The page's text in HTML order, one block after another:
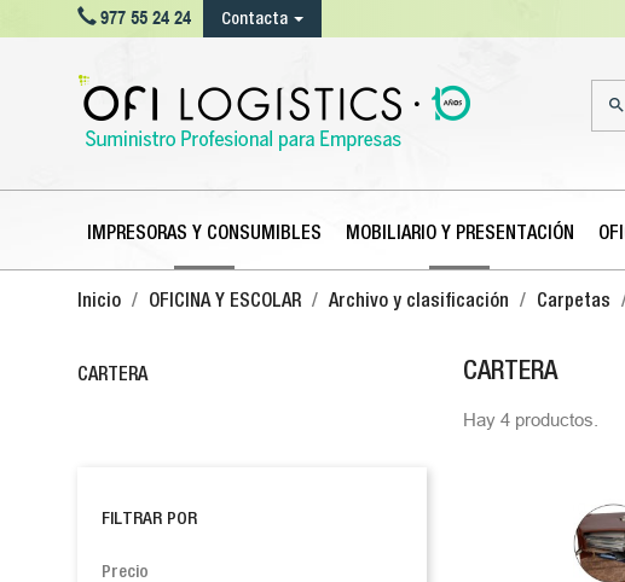
977 55 24 24 Contacta

IMPRESORAS Y CONSUMIBLES MOBILIARIO Y PRESENTACIÓN
Inicio OFICINA Y ESCOLAR Archivo y clasificación Carpetas
CARTERA
FILTRAR POR
Precio
CARTERA
Hay 4 productos.